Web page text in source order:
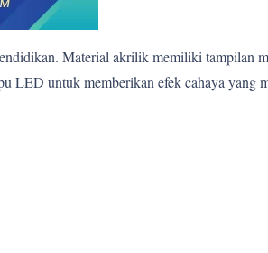
Material akrilik memiliki tampilan
LED untuk memberikan efek cahaya yang